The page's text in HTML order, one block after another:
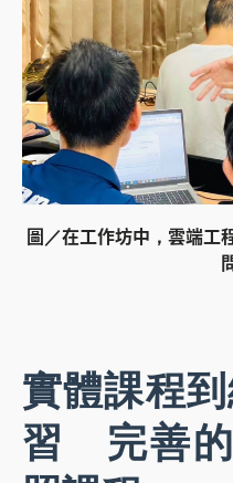
圖／在工作坊中，雲端工
實體課程
習 完善的